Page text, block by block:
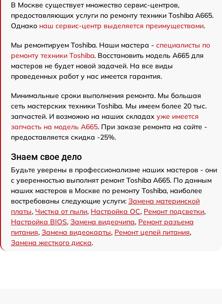
В Москве существует множество сервис-центров,
предоставляющих услуги по ремонту техники Toshiba A665.
Однако наш сервис-центр выделяется преимуществами.
Мы ремонтируем Toshiba. Наши мастера - специалисты по
ремонту техники Toshiba. Восстановить модель A665 для
мастеров не будет новой задачей. На все виды
проведенных работ у нас имеется гарантия.
Минимальные сроки выполнения ремонта. Мы большая
сеть мастерских техники Toshiba. Мы имеем более 20 тыс.
запчастей. И возможно на наших складах уже имеется
запчасть на модель A665. При заказе ремонта на сайте -
предоставляется скидка -25%.
Знаем свое дело
Будьте уверены в профессионализме наших мастеров - они
с уверенностью выполнят ремонт Toshiba A665. По данным
наших мастеров в Москве по ремонту Toshiba, наиболее
востребованы следующие услуги: Замена материнской
платы, Чистка от пыли, Настройка ОС, Ремонт подсветки,
Настройка BIOS, Замена видеочипа, Ремонт разъема
питания, Замена видеокарты, Ремонт цепей питания,
Замена жесткого диска.